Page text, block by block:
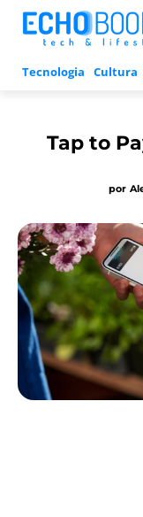
Tecnologia Cultura
Tap to
por